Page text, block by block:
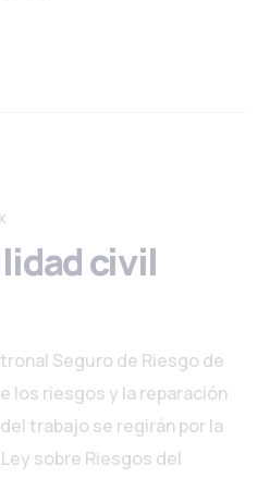
civil
Seguro de Riesgo de
los riesgos y la reparación
trabajo se regirán por la
sobre Riesgos del